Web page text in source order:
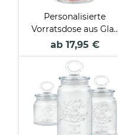
Personalisierte
Vorratsdose aus Glas
mit Gravur - mit Text
Verschiedene Größen
ab 17,95 €